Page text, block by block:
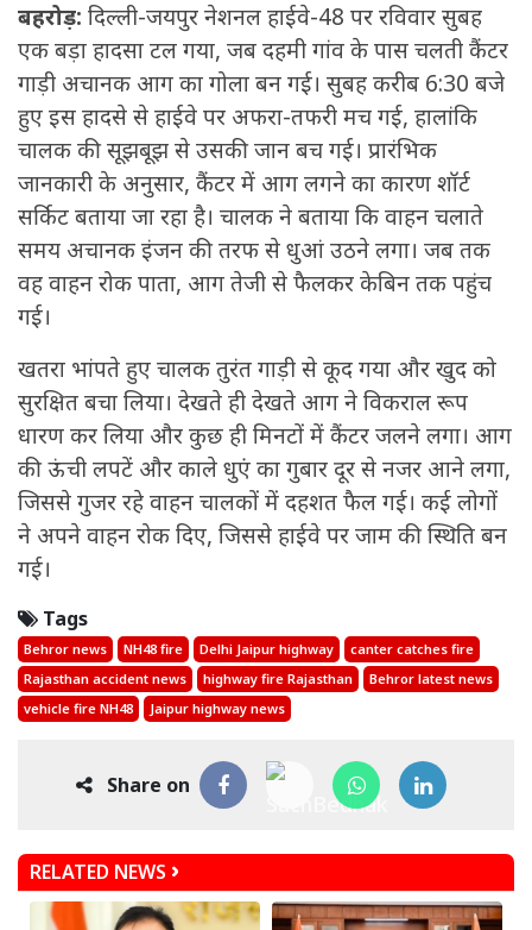
बहरोड़: दिल्ली-जयपुर नेशनल हाईवे-48 पर रविवार सुबह
एक बड़ा हादसा टल गया, जब दहमी गांव के पास चलती कैंटर
गाड़ी अचानक आग का गोला बन गई। सुबह करीब 6:30 बजे
हुए इस हादसे से हाईवे पर अफरा-तफरी मच गई, हालांकि
चालक की सूझबूझ से उसकी जान बच गई। प्रारंभिक
जानकारी के अनुसार, कैंटर में आग लगने का कारण शॉर्ट
सर्किट बताया जा रहा है। चालक ने बताया कि वाहन चलाते
समय अचानक इंजन की तरफ से धुआं उठने लगा। जब तक
वह वाहन रोक पाता, आग तेजी से फैलकर केबिन तक पहुंच
गई।
खतरा भांपते हुए चालक तुरंत गाड़ी से कूद गया और खुद को
सुरक्षित बचा लिया। देखते ही देखते आग ने विकराल रूप
धारण कर लिया और कुछ ही मिनटों में कैंटर जलने लगा। आग
की ऊंची लपटें और काले धुएं का गुबार दूर से नजर आने लगा,
जिससे गुजर रहे वाहन चालकों में दहशत फैल गई। कई लोगों
ने अपने वाहन रोक दिए, जिससे हाईवे पर जाम की स्थिति बन
गई।
Tags
Behror news NH48 fire Delhi Jaipur highway
canter catches fire
Rajasthan accident news
highway fire Rajasthan
Behror latest news
vehicle fire NH48
Jaipur highway news
Share on
RELATED NEWS